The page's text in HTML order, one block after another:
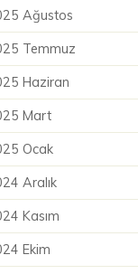
Ağustos
Temmuz
Haziran
Mart
Ocak
Aralık
Kasım
Ekim